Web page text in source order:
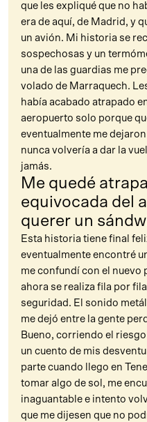
que les expliqué que no
era de aquí, de Madrid, y
un avión. Mi historia se
sospechosas y un
una de las guardias me
volado de Marraquech.
había acabado atrapado
aeropuerto solo porque
eventualmente me
nunca volvería a dar la
jamás.
Me quedé
equivocada del
querer un
Esta historia tiene final
eventualmente encontré
me confundí con el nuevo
ahora se realiza fila por
seguridad. El sonido
me dejó entre la gente
Bueno, corriendo el
un cuento de mis
parte cuando llego en
tomar algo de sol, me
inaguantable e intento
que me dijesen que no